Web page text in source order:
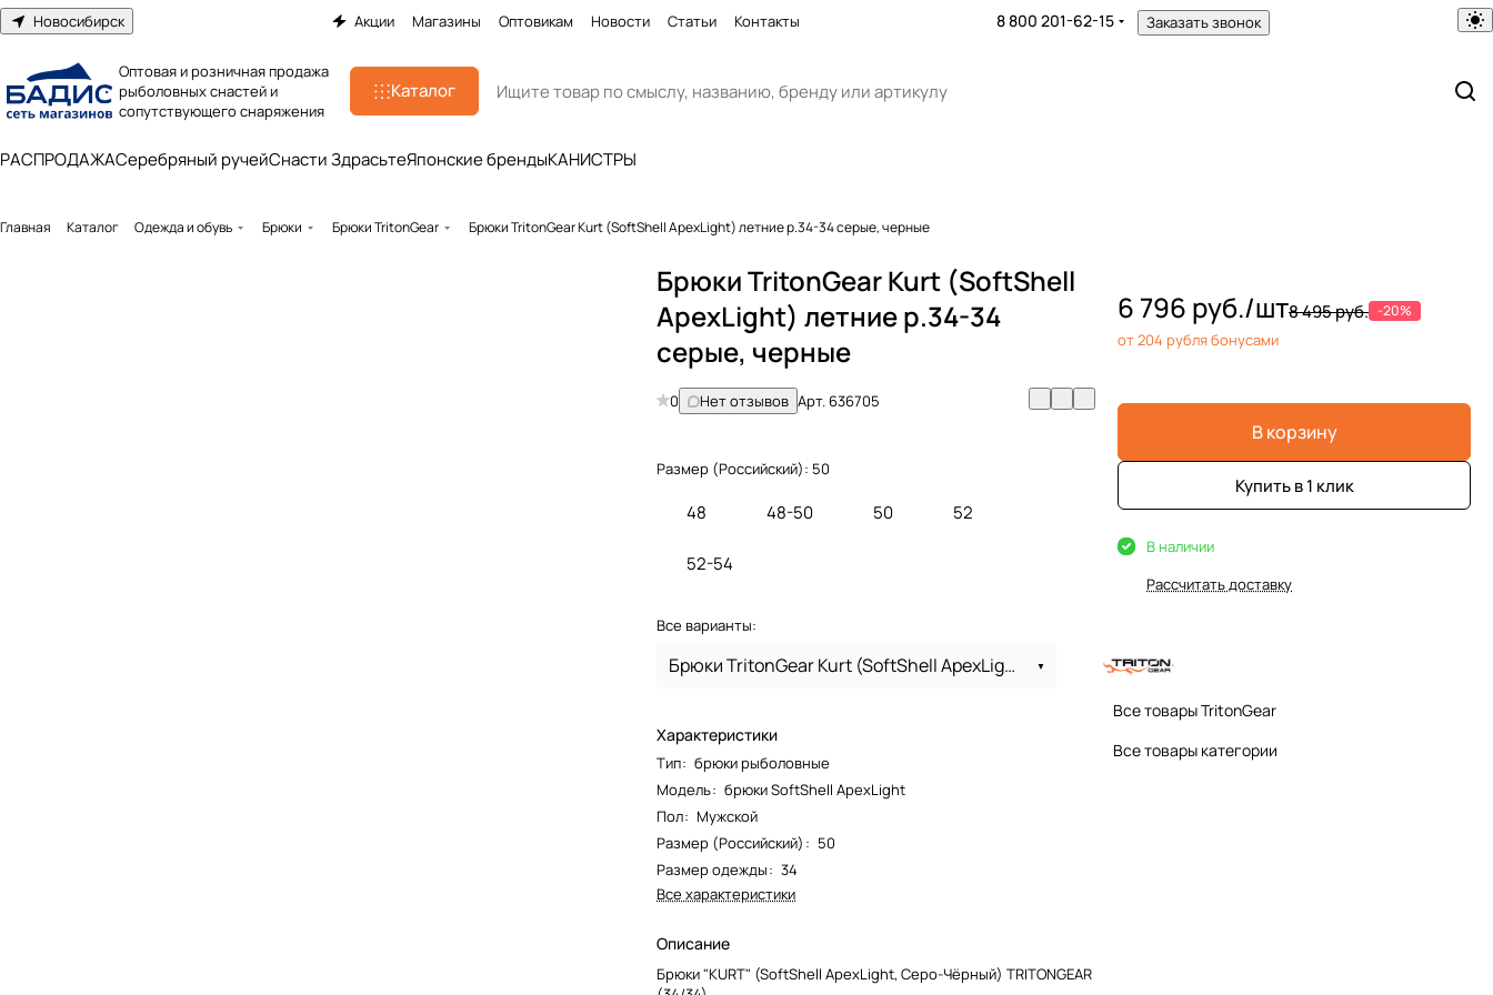
Новосибирск Акции Магазины Оптовикам Новости Статьи Контакты 8 800 201-62-15 Заказать звонок
Оптовая и розничная продажа
рыболовных снастей и
сопутствующего снаряжения
Каталог
РАСПРОДАЖАСеребряный ручейСнасти ЗдрасьтеЯпонские брендыКАНИСТРЫ
Главная Каталог Одежда и обувь Брюки Брюки TritonGear Брюки TritonGear Kurt (SoftShell ApexLight) летние р.34-34 серые, черные
Брюки TritonGear Kurt (SoftShell
ApexLight) летние р.34-34
серые, черные
0 Нет отзывов Арт.636705
Размер (Российский): 50
48 48-50 50 52
52-54
Все варианты:
Брюки TritonGear Kurt (SoftShell ApexLight) летние р.34-34 серые, черные
Характеристики
Тип: брюки рыболовные
Модель: брюки SoftShell ApexLight
Пол: Мужской
Размер (Российский) : 50
Размер одежды: 34
Все характеристики
Описание
Брюки "KURT" (SoftShell ApexLight, Серо-Чёрный) TRITONGEAR
6 796 руб./шт8 495 руб. -20%
от 204 рубля бонусами
В корзину
Купить в 1 клик
В наличии
Рассчитать доставку
Все товары TritonGear
Все товары категории